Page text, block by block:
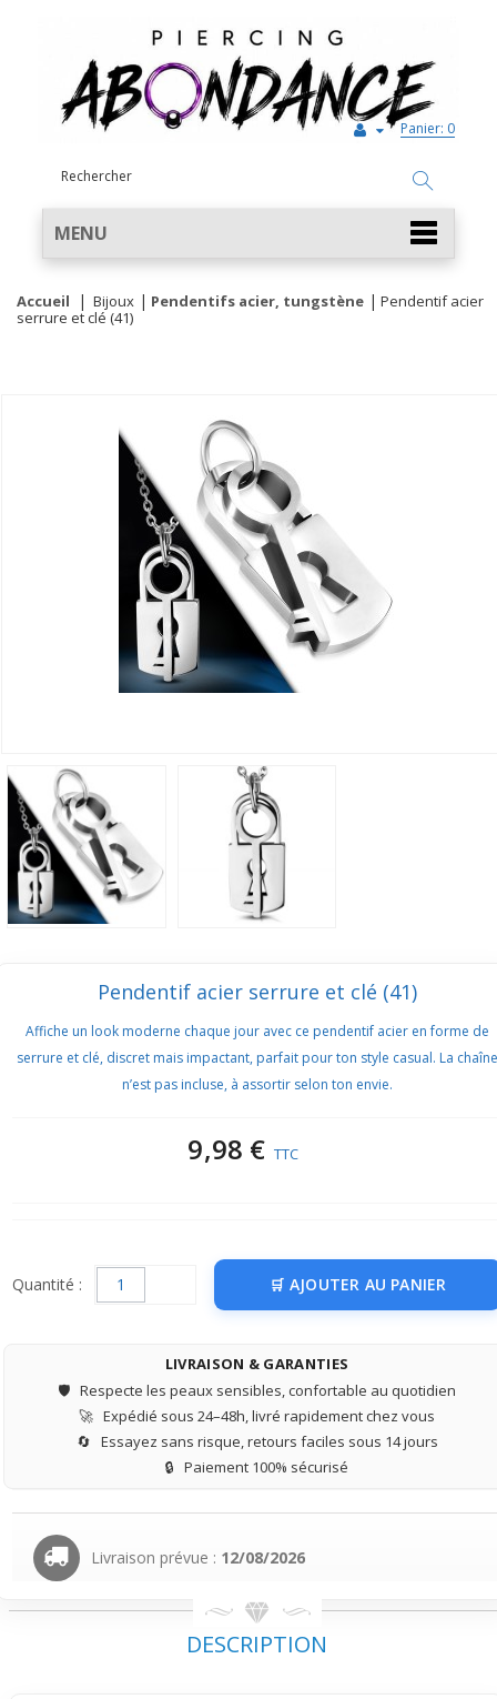
Panier: 0
MENU
Accueil Bijoux Pendentifs acier, tungstène
Pendentif acier
serrure et clé (41)
Pendentif acier serrure et clé (41)
Affiche un look moderne chaque jour avec ce pendentif acier en forme de
serrure et clé, discret mais impactant, parfait pour ton style casual. La chaîne
n’est pas incluse, à assortir selon ton envie.
9,98 € TTC
Quantité : AJOUTER AU PANIER
LIVRAISON & GARANTIES
🛡️ Respecte les peaux sensibles, confortable au quotidien
🚀 Expédié sous 24–48h, livré rapidement chez vous
🔄 Essayez sans risque, retours faciles sous 14 jours
🔒 Paiement 100% sécurisé
Livraison prévue : 12/08/2026
DESCRIPTION